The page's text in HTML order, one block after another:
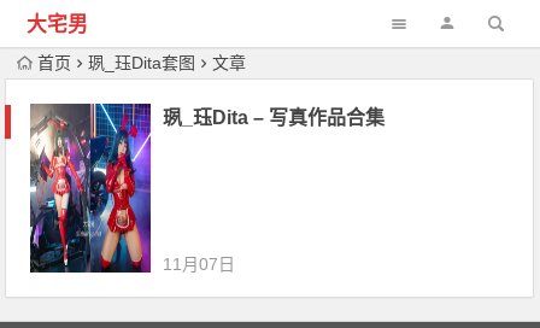
大宅男
首页 珟_珏Dita套图 文章
珟_珏Dita – 写真作品合集
11月07日